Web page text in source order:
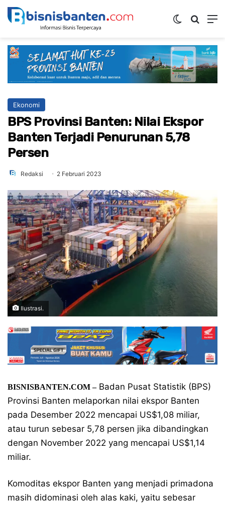
Switch skin
Ekonomi
BPS Provinsi Banten: Nilai Ekspor
Banten Terjadi Penurunan 5,78
Persen
Redaksi 2 Februari 2023
Ilustrasi.
BISNISBANTEN.COM –Badan Pusat Statistik (BPS)
Provinsi Banten melaporkan nilai ekspor Banten
pada Desember 2022 mencapai US$1,08 miliar,
atau turun sebesar 5,78 persen jika dibandingkan
dengan November 2022 yang mencapai US$1,14
miliar.
Komoditas ekspor Banten yang menjadi primadona
masih didominasi oleh alas kaki, yaitu sebesar